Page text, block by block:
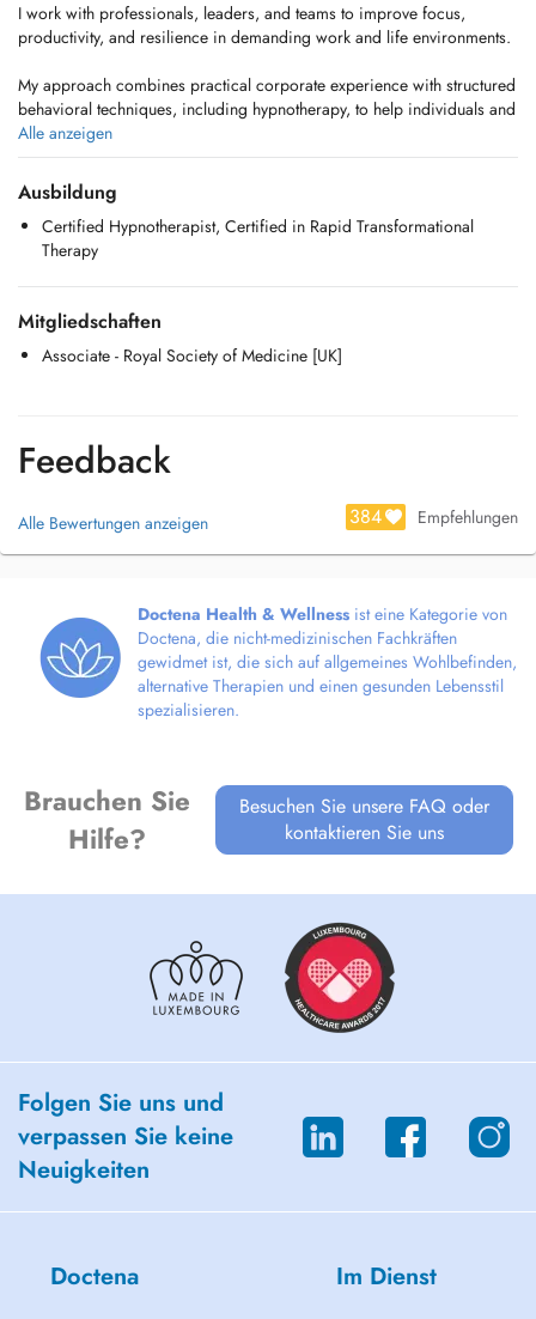
I work with professionals, leaders, and teams to improve focus,
productivity, and resilience in demanding work and life environments.
My approach combines practical corporate experience with structured
behavioral techniques, including hypnotherapy, to help individuals and
organizations address burnout, improve focus, and navigate complex
professional and personal challenges.
I deliver workshops for organizations on burnout prevention,
productivity and leadership resilience. I also provide one-to-one
support to professionals and couples, helping you clarify decisions,
Alle anzeigen
Ausbildung
Certified Hypnotherapist, Certified in Rapid Transformational
Therapy
Mitgliedschaften
Associate - Royal Society of Medicine [UK]
Feedback
Alle Bewertungen anzeigen 384 Empfehlungen
Doctena Health & Wellness ist eine Kategorie von
Doctena, die nicht-medizinischen Fachkräften
gewidmet ist, die sich auf allgemeines Wohlbefinden,
alternative Therapien und einen gesunden Lebensstil
spezialisieren.
Brauchen Sie
Hilfe?
Besuchen Sie unsere FAQ oder
kontaktieren Sie uns
Folgen Sie uns und
verpassen Sie keine
Neuigkeiten
Doctena Im Dienst